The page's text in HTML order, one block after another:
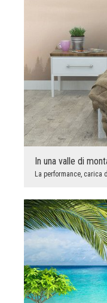
In una valle di
La performance, carica